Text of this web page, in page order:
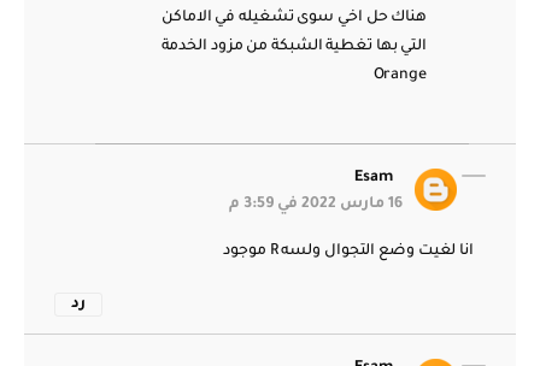
هناك حل اخي سوى تشغيله في الاماكن
التي بها تغطية الشبكة من مزود الخدمة
Orange
Esam
16 مارس 2022 في 3:59 م
انا لغيت وضع التجوال ولسه R موجود
رد